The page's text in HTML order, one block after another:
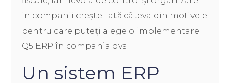
in companii crește. Iată câteva din motivele
pentru care puteți alege o implementare
Q5 ERP în compania dvs.
Un sistem ERP